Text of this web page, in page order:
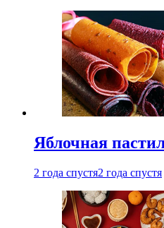
Яблочная
2 года спустя2 года спустя